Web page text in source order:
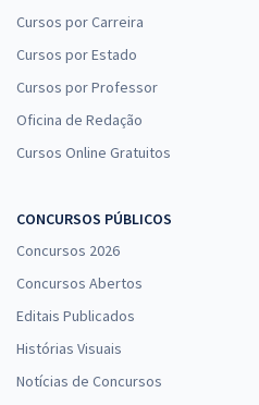
Cursos por Carreira
Cursos por Estado
Cursos por Professor
Oficina de Redação
Cursos Online Gratuitos
CONCURSOS PÚBLICOS
Concursos 2026
Concursos Abertos
Editais Publicados
Histórias Visuais
Notícias de Concursos